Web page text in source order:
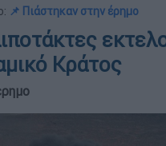
📌 Πιάστηκαν στην έρημο
Κράτος